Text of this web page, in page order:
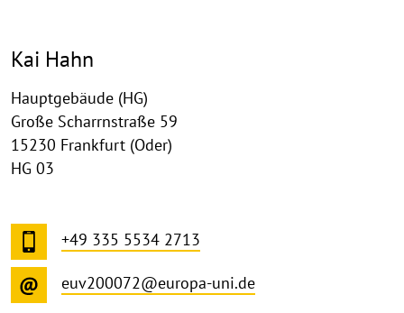
Kai Hahn
Hauptgebäude (HG)
Große Scharrnstraße 59
15230 Frankfurt (Oder)
HG 03
+49 335 5534 2713
euv200072@europa-uni.de